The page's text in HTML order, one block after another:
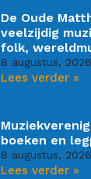
De Oude
veelzijdig
folk,
8 augustus, 2026
Lees verder »
boeken en
8 augustus, 2026
Lees verder »